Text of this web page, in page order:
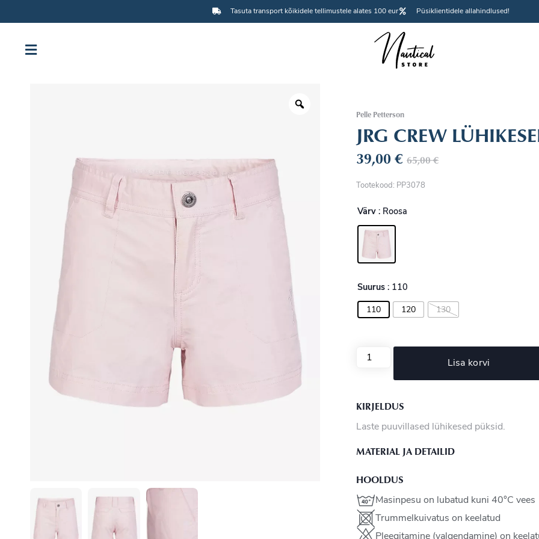
Tasuta transport kõikidele tellimustele alates 100 eur Püsiklientidele allahindlused!
Pelle Petterson
JRG CREW
39,00€ 65,00€
Tootekood: PP3078
Värv : Roosa
Suurus : 110
110 120 130
Lisa korvi
KIRJELDUS
Laste puuvillased lühikesed püksid.
MATERIAL JA DETAILID
HOOLDUS
Masinpesu on lubatud kuni 40°C vees
Trummelkuivatus on keelatud
Pleegitamine (valgendamine) on